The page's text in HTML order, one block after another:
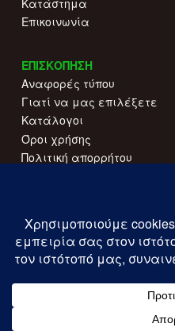
Κατάστημα
Επικοινωνία
ΕΠΙΣΚΟΠΗΣΗ
Αναφορές τύπου
Γιατί να μας επιλέξετε
Κατάλογοι
Όροι χρήσης
Πολιτική απορρήτου
Copyright ILIOFOS IM © 2026